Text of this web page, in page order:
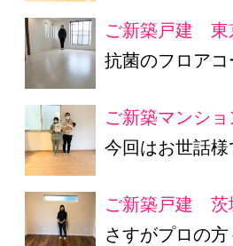
ご新築戸建
抗菌のフロア
ご新築マンシ
今回はお世話
ご新築戸建
さすがプロの